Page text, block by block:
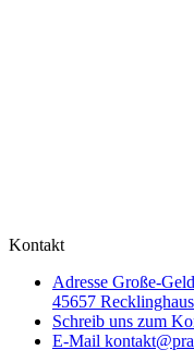
Kontakt
Adresse Große-
45657
Schreib uns zum
E-Mail